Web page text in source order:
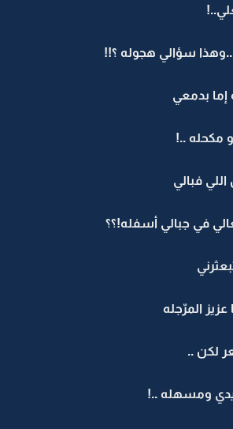
سؤالي هجوله ؟!!
إما بدمعي
مكحله ..!
فبالي
في جبالي أسفله!؟؟
المرّجله
لكن ..
ومسهله ..!